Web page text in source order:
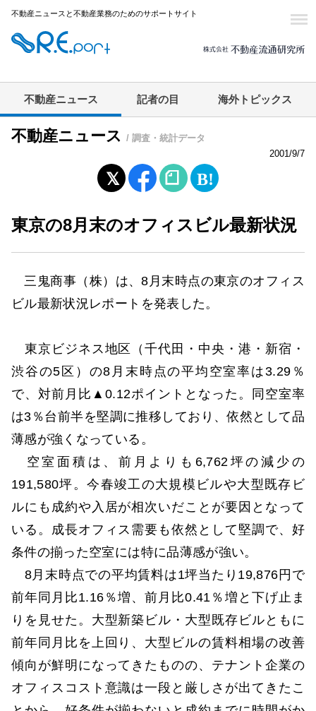
不動産ニュースと不動産業務のためのサポートサイト
不動産ニュース 記者の目 海外トピックス
不動産ニュース / 調査・統計データ
2001/9/7
東京の8月末のオフィスビル最新状況
三鬼商事（株）は、8月末時点の東京のオフィス
ビル最新状況レポートを発表した。
東京ビジネス地区（千代田・中央・港・新宿・
渋谷の5区）の8月末時点の平均空室率は3.29％
で、対前月比▲0.12ポイントとなった。同空室率
は3％台前半を堅調に推移しており、依然として品
薄感が強くなっている。
空室面積は、前月よりも6,762坪の減少の
191,580坪。今春竣工の大規模ビルや大型既存ビ
ルにも成約や入居が相次いだことが要因となって
いる。成長オフィス需要も依然として堅調で、好
条件の揃った空室には特に品薄感が強い。
8月末時点での平均賃料は1坪当たり19,876円で
前年同月比1.16％増、前月比0.41％増と下げ止ま
りを見せた。大型新築ビル・大型既存ビルともに
前年同月比を上回り、大型ビルの賃料相場の改善
傾向が鮮明になってきたものの、テナント企業の
オフィスコスト意識は一段と厳しさが出てきたこ